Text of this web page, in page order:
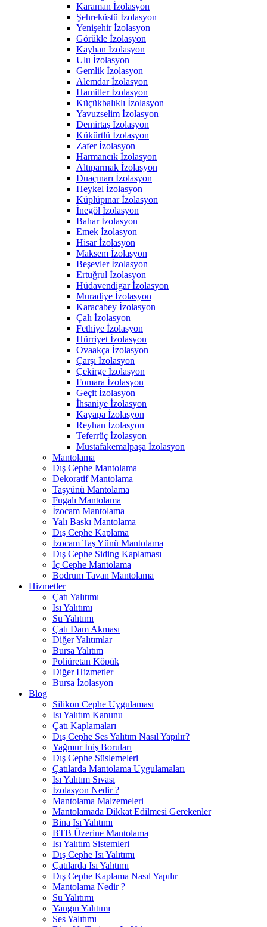
Karaman İzolasyon
Şehreküstü İzolasyon
Yenişehir İzolasyon
Görükle İzolasyon
Kayhan İzolasyon
Ulu İzolasyon
Gemlik İzolasyon
Alemdar İzolasyon
Hamitler İzolasyon
Küçükbalıklı İzolasyon
Yavuzselim İzolasyon
Demirtaş İzolasyon
Kükürtlü İzolasyon
Zafer İzolasyon
Harmancık İzolasyon
Altıparmak İzolasyon
Duaçınarı İzolasyon
Heykel İzolasyon
Küplüpınar İzolasyon
İnegöl İzolasyon
Bahar İzolasyon
Emek İzolasyon
Hisar İzolasyon
Maksem İzolasyon
Beşevler İzolasyon
Ertuğrul İzolasyon
Hüdavendigar İzolasyon
Muradiye İzolasyon
Karacabey İzolasyon
Çalı İzolasyon
Fethiye İzolasyon
Hürriyet İzolasyon
Ovaakça İzolasyon
Çarşı İzolasyon
Çekirge İzolasyon
Fomara İzolasyon
Geçit İzolasyon
İhsaniye İzolasyon
Kayapa İzolasyon
Reyhan İzolasyon
Teferrüç İzolasyon
Mustafakemalpaşa İzolasyon
Mantolama
Dış Cephe Mantolama
Dekoratif Mantolama
Taşyünü Mantolama
Fugalı Mantolama
İzocam Mantolama
Yalı Baskı Mantolama
Dış Cephe Kaplama
İzocam Taş Yünü Mantolama
Dış Cephe Siding Kaplaması
İç Cephe Mantolama
Bodrum Tavan Mantolama
Hizmetler
Çatı Yalıtımı
Isı Yalıtımı
Su Yalıtımı
Çatı Dam Akması
Diğer Yalıtımlar
Bursa Yalıtım
Poliüretan Köpük
Diğer Hizmetler
Bursa İzolasyon
Blog
Silikon Cephe Uygulaması
Isı Yalıtım Kanunu
Çatı Kaplamaları
Dış Cephe Ses Yalıtım Nasıl Yapılır?
Yağmur İniş Boruları
Dış Cephe Süslemeleri
Çatılarda Mantolama Uygulamaları
Isı Yalıtım Sıvası
İzolasyon Nedir ?
Mantolama Malzemeleri
Mantolamada Dikkat Edilmesi Gerekenler
Bina Isı Yalıtımı
BTB Üzerine Mantolama
Isı Yalıtım Sistemleri
Dış Cephe Isı Yalıtımı
Çatılarda Isı Yalıtımı
Dış Cephe Kaplama Nasıl Yapılır
Mantolama Nedir ?
Su Yalıtımı
Yangın Yalıtımı
Ses Yalıtımı